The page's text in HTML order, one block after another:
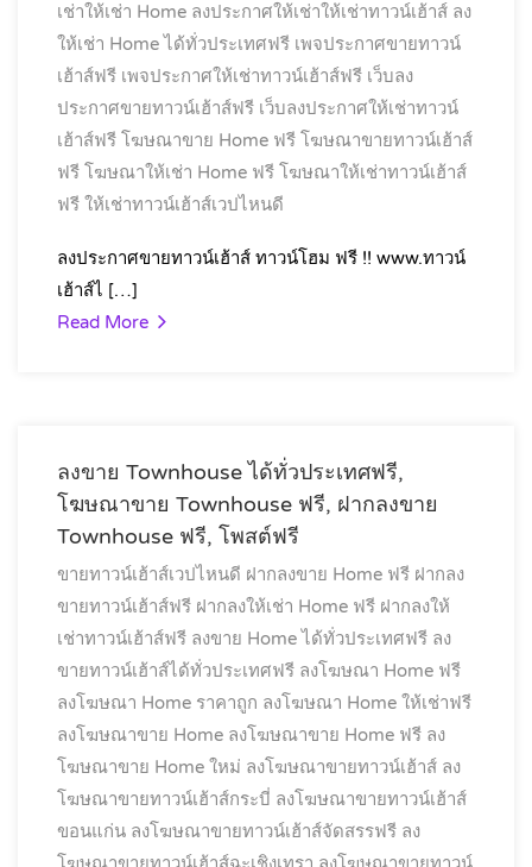
เช่าให้เช่า Home ลงประกาศให้เช่าให้เช่าทาวน์เฮ้าส์ ลง
ให้เช่า Home ได้ทั่วประเทศฟรี เพจประกาศขายทาวน์
เฮ้าส์ฟรี เพจประกาศให้เช่าทาวน์เฮ้าส์ฟรี เว็บลง
ประกาศขายทาวน์เฮ้าส์ฟรี เว็บลงประกาศให้เช่าทาวน์
เฮ้าส์ฟรี โฆษณาขาย Home ฟรี โฆษณาขายทาวน์เฮ้าส์
ฟรี โฆษณาให้เช่า Home ฟรี โฆษณาให้เช่าทาวน์เฮ้าส์
ฟรี ให้เช่าทาวน์เฮ้าส์เวปไหนดี
ลงประกาศขายทาวน์เฮ้าส์ ทาวน์โฮม ฟรี !! www.ทาวน์
เฮ้าส์ไ […]
Read More
ลงขาย Townhouse ได้ทั่วประเทศฟรี,
โฆษณาขาย Townhouse ฟรี, ฝากลงขาย
Townhouse ฟรี, โพสต์ฟรี
ขายทาวน์เฮ้าส์เวปไหนดี ฝากลงขาย Home ฟรี ฝากลง
ขายทาวน์เฮ้าส์ฟรี ฝากลงให้เช่า Home ฟรี ฝากลงให้
เช่าทาวน์เฮ้าส์ฟรี ลงขาย Home ได้ทั่วประเทศฟรี ลง
ขายทาวน์เฮ้าส์ได้ทั่วประเทศฟรี ลงโฆษณา Home ฟรี
ลงโฆษณา Home ราคาถูก ลงโฆษณา Home ให้เช่าฟรี
ลงโฆษณาขาย Home ลงโฆษณาขาย Home ฟรี ลง
โฆษณาขาย Home ใหม่ ลงโฆษณาขายทาวน์เฮ้าส์ ลง
โฆษณาขายทาวน์เฮ้าส์กระบี่ ลงโฆษณาขายทาวน์เฮ้าส์
ขอนแก่น ลงโฆษณาขายทาวน์เฮ้าส์จัดสรรฟรี ลง